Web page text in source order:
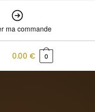
ma commande
0.00 € 0